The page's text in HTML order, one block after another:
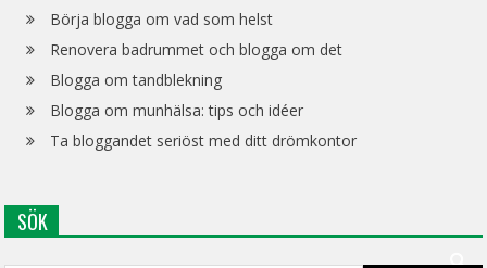
Börja blogga om vad som helst
Renovera badrummet och blogga om det
Blogga om tandblekning
Blogga om munhälsa: tips och idéer
Ta bloggandet seriöst med ditt drömkontor
SÖK